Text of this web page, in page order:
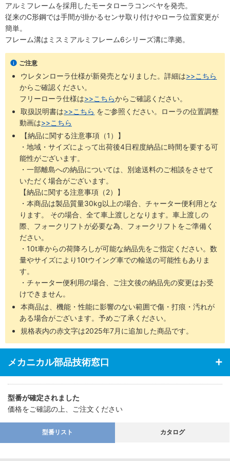
アルミフレームを採用したモータローラコンベヤを発売。
従来のC形鋼では手間が掛かるセンサ取り付けやローラ位置変更が
簡単。
フレーム溝はミスミアルミフレーム6シリーズ溝に準拠。
ご注意
ウレタンローラ仕様が新発売となりました。詳細は>>こちら
からご確認ください。 ​
フリーローラ仕様は>>こちらからご確認ください。
取扱説明書は>>こちら ​をご参照ください。ローラの位置調整
動画は>>こちら
【納品に関する注意事項（1）】
・地域・サイズによって出荷後4日程度納品に時間を要する可
能性がございます。
・一部離島への納品については、別途送料のご相談をさせて
いただく場合がございます。
【納品に関する注意事項（2）】
・本商品は製品質量30kg以上の場合、チャーター便利用とな
ります。 その場合、全て車上渡しとなります。車上渡しの
際、フォークリフトが必要な為、フォークリフトをご準備く
ださい。
・10t車からの荷降ろしが可能な納品先をご指定ください。数
量やサイズにより10tウイング車での輸送の可能性もありま
す。
・チャーター便利用の場合、ご注文後の納品先の変更はお受
けできません。
本商品は、機能・性能に影響のない範囲で傷・打痕・汚れが
ある場合がございます。予めご了承ください。
規格表内の赤文字は2025年7月に追加した商品です。
メカニカル部品技術窓口
型番が確定されました
価格をご確認の上、ご注文ください
型番リスト カタログ